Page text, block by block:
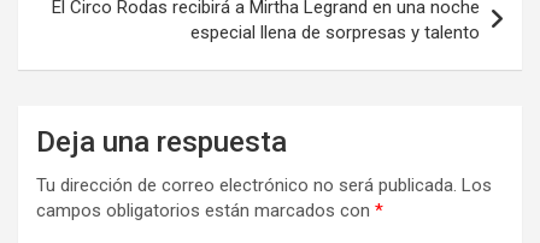
El Circo Rodas recibirá a Mirtha Legrand en una noche
especial llena de sorpresas y talento
Deja una respuesta
Tu dirección de correo electrónico no será publicada. Los
campos obligatorios están marcados con *